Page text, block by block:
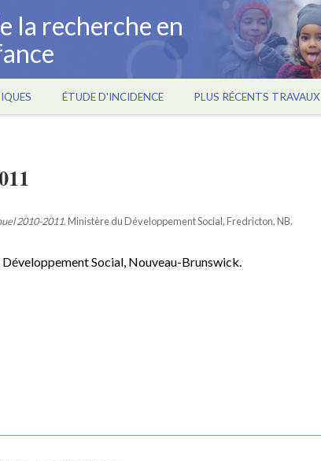
la recherche en
ÉTUDE D'INCIDENCE PLUS RÉCENTS TRAVAUX
2010-2011.Ministère du Développement Social, Fredricton, NB.
Social, Nouveau-Brunswick.